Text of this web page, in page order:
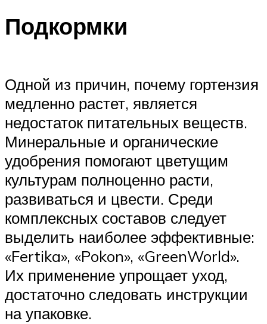
Подкормки
Одной из причин, почему гортензия
медленно растет, является
недостаток питательных веществ.
Минеральные и органические
удобрения помогают цветущим
культурам полноценно расти,
развиваться и цвести. Среди
комплексных составов следует
выделить наиболее эффективные:
«Fertika», «Pokon», «GreenWorld».
Их применение упрощает уход,
достаточно следовать инструкции
на упаковке.